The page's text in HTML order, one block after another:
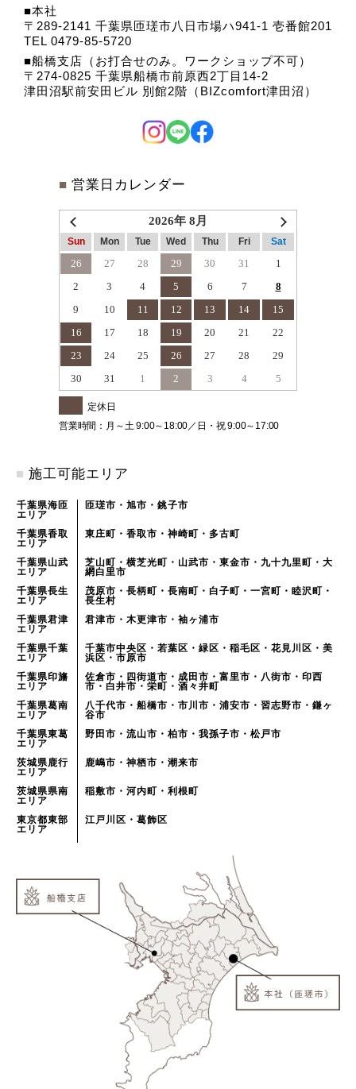
本社
〒289-2141 千葉県匝瑳市八日市場ハ941-1 壱番館201
TEL 0479-85-5720
船橋支店（お打合せのみ。ワークショップ不可）
〒274-0825 千葉県船橋市前原西2丁目14-2
津田沼駅前安田ビル 別館2階（BIZcomfort津田沼）
■ 営業日カレンダー
2026年 8月
Sun Mon Tue Wed Thu Fri Sat
26 27 28 29 30 31
1
2
3 4 5 6 7
8
9
10 11 12 13 14
15
16
17 18 19 20 21
22
23
24 25 26 27 28
29
30
31 1 2 3 4 5
定休日
営業時間：月～土 9:00～18:00／日・祝 9:00～17:00
■ 施工可能エリア
千葉県海匝
エリア
匝瑳市・旭市・銚子市
千葉県香取
エリア
東庄町・香取市・神崎町・多古町
千葉県山武
エリア
芝山町・横芝光町・山武市・東金市・九十九里町・大
網白里市
千葉県長生
エリア
茂原市・長柄町・長南町・白子町・一宮町・睦沢町・
長生村
千葉県君津
エリア
君津市・木更津市・袖ヶ浦市
千葉県千葉
エリア
千葉市中央区・若葉区・緑区・稲毛区・花見川区・美
浜区・市原市
千葉県印旛
エリア
佐倉市・四街道市・成田市・富里市・八街市・印西
市・白井市・栄町・酒々井町
千葉県葛南
エリア
八千代市・船橋市・市川市・浦安市・習志野市・鎌ヶ
谷市
千葉県東葛
エリア
野田市・流山市・柏市・我孫子市・松戸市
茨城県鹿行
エリア
鹿嶋市・神栖市・潮来市
茨城県県南
エリア
稲敷市・河内町・利根町
東京都東部
エリア
江戸川区・葛飾区